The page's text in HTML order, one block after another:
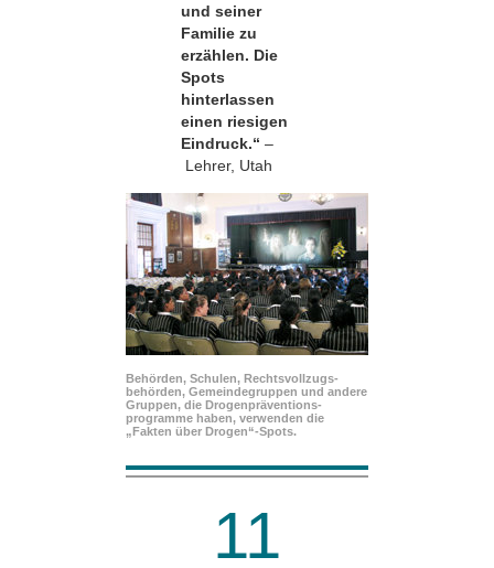
und seiner
Familie zu
erzählen. Die
Spots
hinterlassen
einen riesigen
Eindruck.“ –
Lehrer, Utah
Behörden, Schulen, Rechtsvollzugs­
behörden, Gemeindegruppen und andere
Gruppen, die Drogenpräventions­
programme haben, verwenden die
„Fakten über Drogen“-Spots.
11